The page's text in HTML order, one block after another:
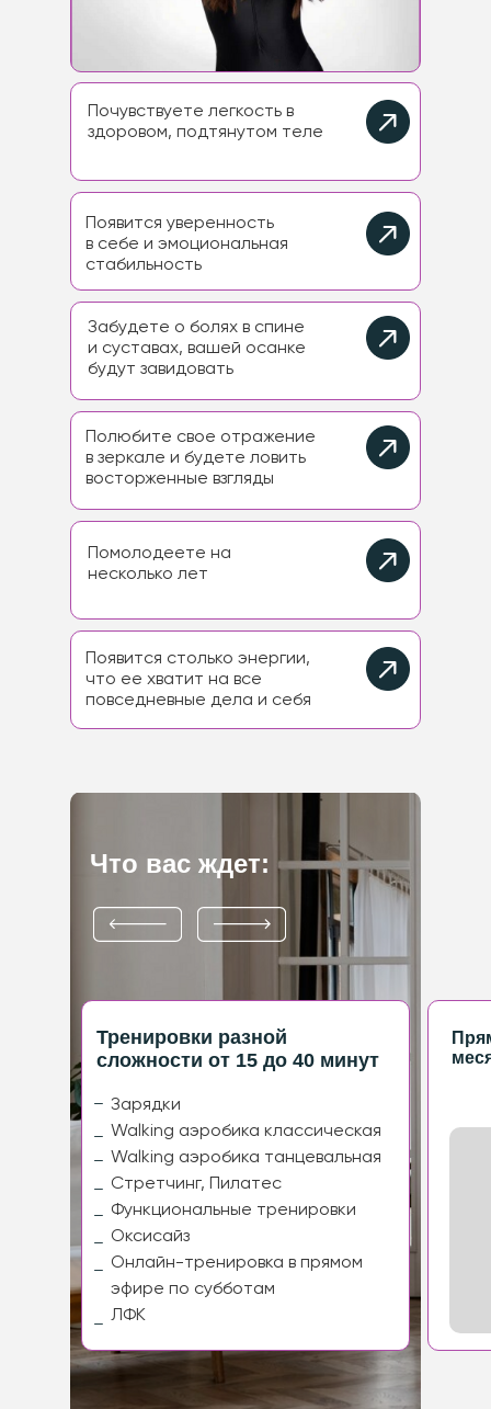
Забудете о болях в спине
и суставах, вашей осанке
будут завидовать
Помолодеете на
несколько лет
Почувствуете легкость в
здоровом, подтянутом теле
Полюбите свое отражение
в зеркале и будете ловить
восторженные взгляды
Появится столько энергии,
что ее хватит на все
повседневные дела и себя
Появится уверенность
в себе и эмоциональная
стабильность
Что вас ждет:
Тренировки разной
сложности от 15 до 40 минут
Зарядки
Walking аэробика классическая
Walking аэробика танцевальная
Стретчинг, Пилатес
Функциональные тренировки
Оксисайз
Онлайн-тренировка в прямом
эфире по субботам
ЛФК